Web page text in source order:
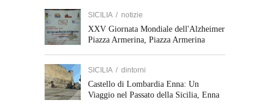
SICILIA / notizie
XXV Giornata Mondiale dell'Alzheimer
Piazza Armerina, Piazza Armerina
SICILIA / dintorni
Castello di Lombardia Enna: Un
Viaggio nel Passato della Sicilia, Enna